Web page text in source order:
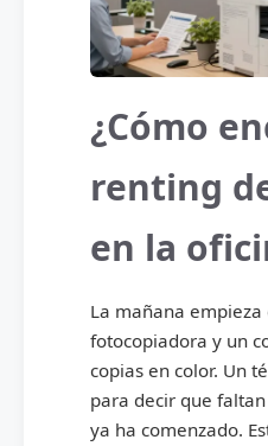
¿Cómo
renting
en la
La mañana
fotocopiadora y un
copias en color. Un
para decir que
ya ha comenzado.